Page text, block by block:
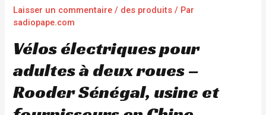
Laisser un commentaire / des produits / Par
sadiopape.com
Vélos électriques pour
adultes à deux roues –
Rooder Sénégal, usine et